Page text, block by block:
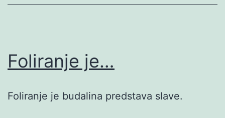
Foliranje je…
Foliranje je budalina predstava slave.